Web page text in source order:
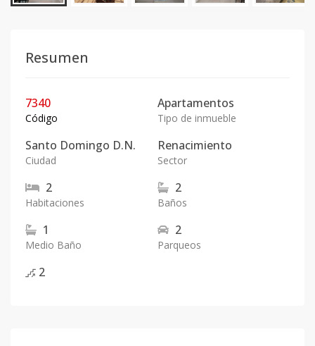
Resumen
7340
Código
Apartamentos
Tipo de inmueble
Santo Domingo D.N.
Ciudad
Renacimiento
Sector
2
Habitaciones
2
Baños
1
Medio Baño
2
Parqueos
2